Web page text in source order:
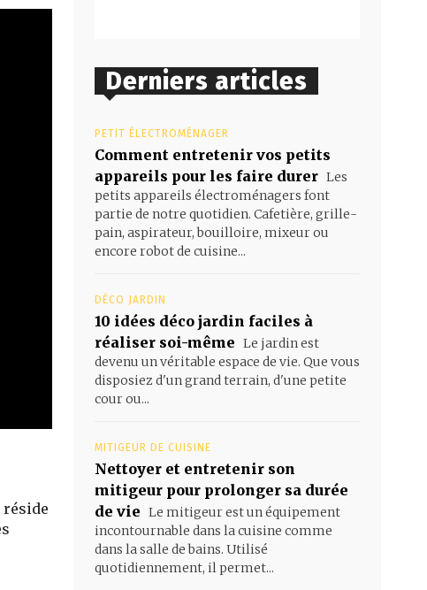
réside
Derniers articles
PETIT ÉLECTROMÉNAGER
Comment entretenir vos petits
appareils pour les faire durer Les
petits appareils électroménagers font
partie de notre quotidien. Cafetière, grille-
pain, aspirateur, bouilloire, mixeur ou
encore robot de cuisine...
DÉCO JARDIN
10 idées déco jardin faciles à
réaliser soi-même Le jardin est
devenu un véritable espace de vie. Que vous
disposiez d'un grand terrain, d'une petite
cour ou...
MITIGEUR DE CUISINE
Nettoyer et entretenir son
mitigeur pour prolonger sa durée
de vie Le mitigeur est un équipement
incontournable dans la cuisine comme
dans la salle de bains. Utilisé
quotidiennement, il permet...